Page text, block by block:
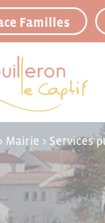
Familles
> Mairie > Services
cookies